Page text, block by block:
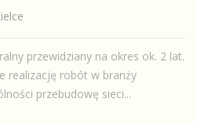
przewidziany na okres ok. 2 lat.
realizację robót w branży
przebudowę sieci...